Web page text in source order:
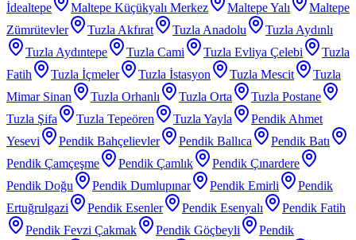
İdealtepe
Maltepe Küçükyalı Merkez Maltepe Yalı
Maltepe
Zümrütevler
Tuzla Akfırat Tuzla Anadolu
Tuzla Aydınlı
Tuzla Aydıntepe
Tuzla Cami Tuzla Evliya Çelebi
Tuzla
Fatih
Tuzla İçmeler Tuzla İstasyon Tuzla Mescit
Tuzla
Mimar Sinan
Tuzla Orhanlı Tuzla Orta
Tuzla Postane
Tuzla Şifa
Tuzla Tepeören Tuzla Yayla
Pendik Ahmet
Yesevi
Pendik Bahçelievler Pendik Ballıca
Pendik Batı
Pendik Çamçeşme
Pendik Çamlık
Pendik Çınardere
Pendik Doğu
Pendik Dumlupınar Pendik Emirli
Pendik
Ertuğrulgazi
Pendik Esenler Pendik Esenyalı
Pendik Fatih
Pendik Fevzi Çakmak
Pendik Göçbeyli
Pendik